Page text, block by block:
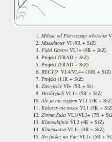
Miłość od Pierwszego włożenia
Massdamer VI (9R + StZ)
Fidel Gastro VI.3+ (9R + StZ)
Projekt (TRAD + StZ)
Projekt (TRAD + StZ)
RECTO VI.4/VI.4+ (10R + StZ)
Projekt (11R + StZ)
Zawzięcie VI+ (5R + St)
Pasibrzuch VI.1+ (5R + StZ)
Ale ja nie sięgam VI.1 (5R + StZ)
Kaloszy nie nosze VI.1 (5R +
Zimna Suka VI.3/VI.3+ (7R +
Klamodajnia VI.2 (4R + StZ)
Klamasutra VI.1+ (4R + StZ)
No fucker no Fun VI.1+ (5R +